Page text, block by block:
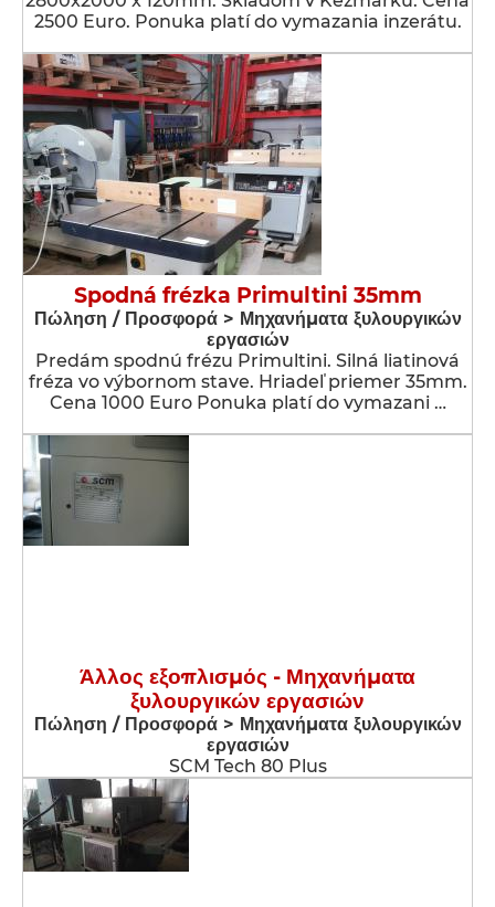
2500 Euro. Ponuka platí do vymazania inzerátu.
Spodná frézka Primultini 35mm
Πώληση / Προσφορά > Μηχανήματα ξυλουργικών
εργασιών
Predám spodnú frézu Primultini. Silná liatinová
fréza vo výbornom stave. Hriadeľ priemer 35mm.
Cena 1000 Euro Ponuka platí do vymazani …
Άλλος εξοπλισμός - Μηχανήματα
ξυλουργικών εργασιών
Πώληση / Προσφορά > Μηχανήματα ξυλουργικών
εργασιών
SCM Tech 80 Plus